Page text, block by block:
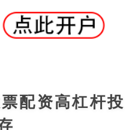
配资高杠杆投